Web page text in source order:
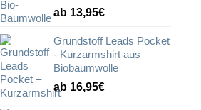
ab 13,95€
Grundstoff Leads Pocket
- Kurzarmshirt aus
Biobaumwolle
ab 16,95€